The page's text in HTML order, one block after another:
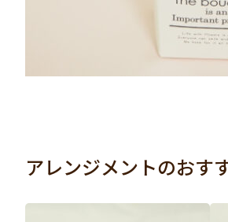
アレンジメントのおす